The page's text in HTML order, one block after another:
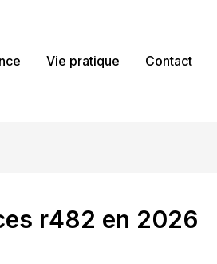
Vie pratique Contact
r482 en 2026